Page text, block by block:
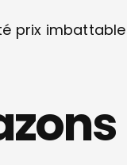
prix imbattable